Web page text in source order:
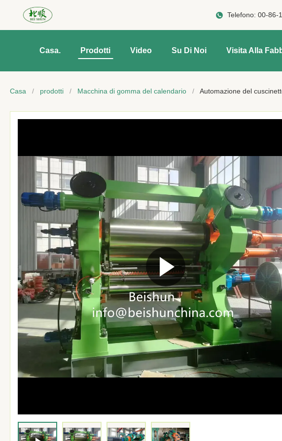
Telefono:00-86-
Casa. Prodotti Video Su Di Noi Visita Alla
Casa / prodotti / Macchina di gomma del calendario / Automazione del